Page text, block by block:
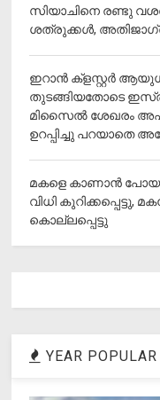
സിയാചിനെ രണ്ടു
ശത്രുക്കൾ,
ഇറാന്‍ ക്‌ളസ്റ്റര്‍
തുടങ്ങിയതോടെ
മിസൈല്‍ ശേഖരം
ഉറപ്പിച്ചു പറയാതെ
മകളെ കാണാന്‍ പോയ
വിധി
കൊല്ലപ്പെട്ടു
YEAR POPULAR